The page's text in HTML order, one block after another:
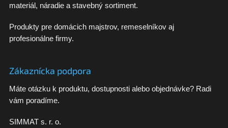
materiál, náradie a stavebný sortiment.
Produkty pre domácich majstrov, remeselníkov aj
profesionálne firmy.
Zákaznícka podpora
Máte otázku k produktu, dostupnosti alebo objednávke? Radi
vám poradíme.
SIMMAT s. r. o.